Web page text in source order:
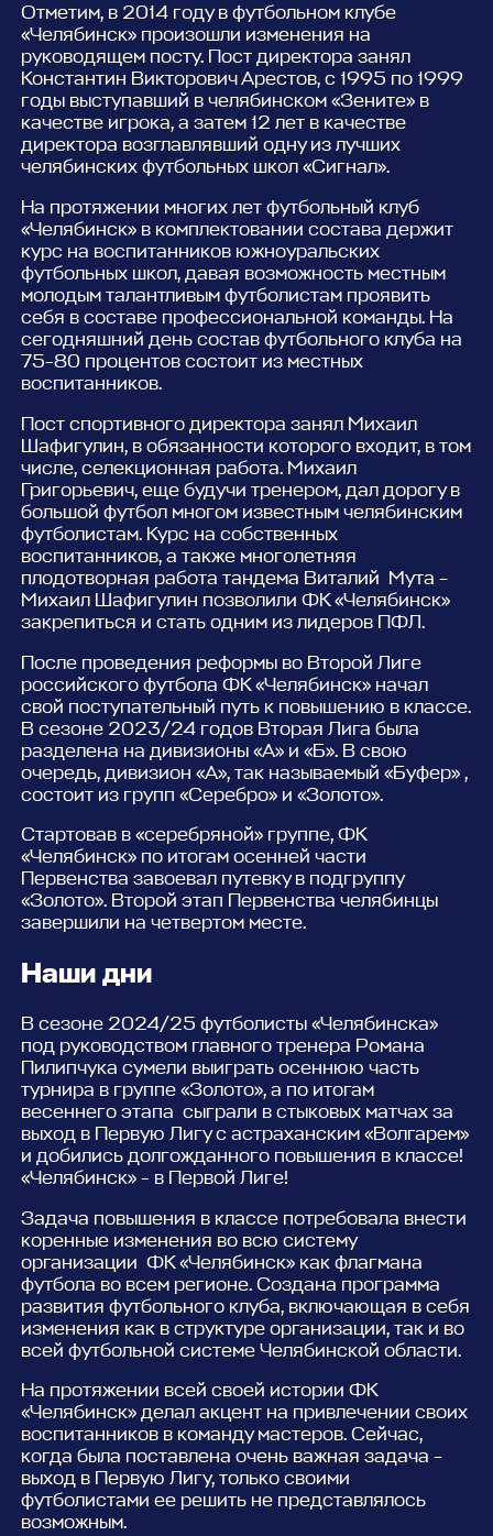
Отметим, в 2014 году в футбольном клубе
«Челябинск» произошли изменения на
руководящем посту. Пост директора занял
Константин Викторович Арестов, с 1995 по 1999
годы выступавший в челябинском «Зените» в
качестве игрока, а затем 12 лет в качестве
директора возглавлявший одну из лучших
челябинских футбольных школ «Сигнал».
На протяжении многих лет футбольный клуб
«Челябинск» в комплектовании состава держит
курс на воспитанников южноуральских
футбольных школ, давая возможность местным
молодым талантливым футболистам проявить
себя в составе профессиональной команды. На
сегодняшний день состав футбольного клуба на
75-80 процентов состоит из местных
воспитанников.
Пост спортивного директора занял Михаил
Шафигулин, в обязанности которого входит, в том
числе, селекционная работа. Михаил
Григорьевич, еще будучи тренером, дал дорогу в
большой футбол многом известным челябинским
футболистам. Курс на собственных
воспитанников, а также многолетняя
плодотворная работа тандема Виталий Мута –
Михаил Шафигулин позволили ФК «Челябинск»
закрепиться и стать одним из лидеров ПФЛ.
После проведения реформы во Второй Лиге
российского футбола ФК «Челябинск» начал
свой поступательный путь к повышению в классе.
В сезоне 2023/24 годов Вторая Лига была
разделена на дивизионы «А» и «Б». В свою
очередь, дивизион «А», так называемый «Буфер» ,
состоит из групп «Серебро» и «Золото».
Стартовав в «серебряной» группе, ФК
«Челябинск» по итогам осенней части
Первенства завоевал путевку в подгруппу
«Золото». Второй этап Первенства челябинцы
завершили на четвертом месте.
Наши дни
В сезоне 2024/25 футболисты «Челябинска»
под руководством главного тренера Романа
Пилипчука сумели выиграть осеннюю часть
турнира в группе «Золото», а по итогам
весеннего этапа сыграли в стыковых матчах за
выход в Первую Лигу с астраханским «Волгарем»
и добились долгожданного повышения в классе!
«Челябинск» - в Первой Лиге!
Задача повышения в классе потребовала внести
коренные изменения во всю систему
организации ФК «Челябинск» как флагмана
футбола во всем регионе. Создана программа
развития футбольного клуба, включающая в себя
изменения как в структуре организации, так и во
всей футбольной системе Челябинской области.
На протяжении всей своей истории ФК
«Челябинск» делал акцент на привлечении своих
воспитанников в команду мастеров. Сейчас,
когда была поставлена очень важная задача –
выход в Первую Лигу, только своими
футболистами ее решить не представлялось
возможным.